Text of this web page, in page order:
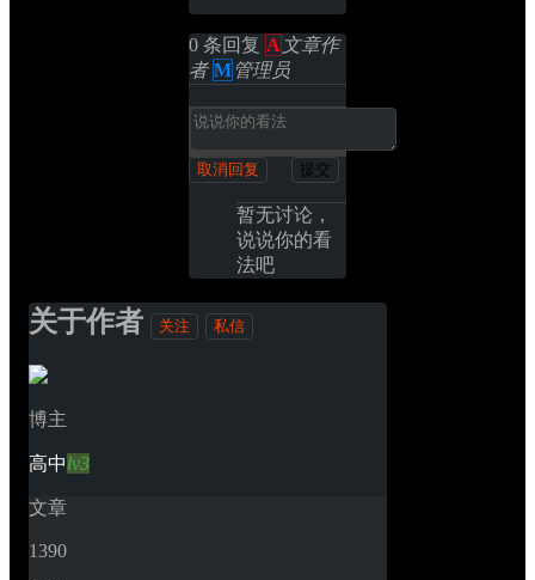
0 条回复 A 文章作
者 M 管理员
取消回复 提交
暂无讨论，
说说你的看
法吧
关于作者 关注 私信
博主
高中lv3
文章
1390